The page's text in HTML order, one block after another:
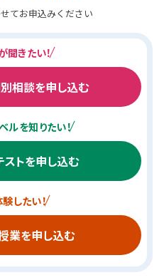
てお申込みください
聞きたい！
相談を申し込む
ルを知りたい！
トを申し込む
したい！
業を申し込む